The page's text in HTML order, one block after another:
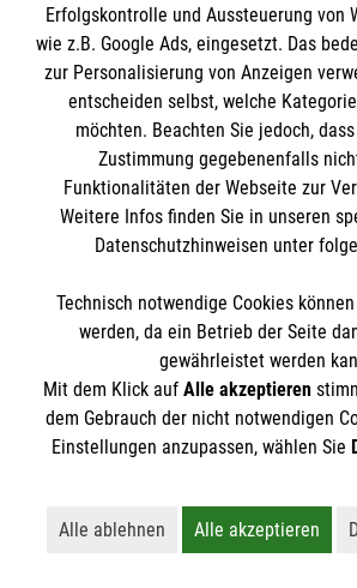
Empfänger: Malteser Hilfsdienst e.V.
IBAN: DE10 3706 0120 1201 2000 12
BIC: GENODED 1PA7
Newsletter
Cookies verwalten
Erfolgskontrolle und Aussteuerung von
wie z.B. Google Ads, eingesetzt. Das
zur Personalisierung von Anzeigen
entscheiden selbst, welche
möchten. Beachten Sie jedoch,
Zustimmung gegebenenfalls
Funktionalitäten der Webseite zur
Weitere Infos finden Sie in unseren
Datenschutzhinweisen unter
Technisch notwendige Cookies
werden, da ein Betrieb der Seite
gewährleistet werden
Mit dem Klick auf Alle akzeptieren
dem Gebrauch der nicht notwendigen
Einstellungen anzupassen, wählen Sie
Alle ablehnen
Lehnt alle nicht-essentiellen
Alle akzeptieren
Akzeptiert